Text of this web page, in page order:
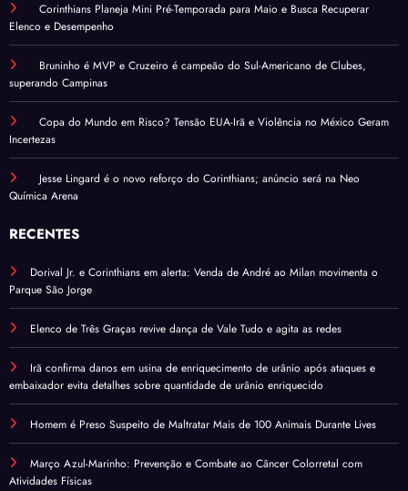
Corinthians Planeja Mini Pré-Temporada para Maio e Busca Recuperar
Elenco e Desempenho
Bruninho é MVP e Cruzeiro é campeão do Sul-Americano de Clubes,
superando Campinas
Copa do Mundo em Risco? Tensão EUA-Irã e Violência no México Geram
Incertezas
Jesse Lingard é o novo reforço do Corinthians; anúncio será na Neo
Química Arena
RECENTES
Dorival Jr. e Corinthians em alerta: Venda de André ao Milan movimenta o
Parque São Jorge
Elenco de Três Graças revive dança de Vale Tudo e agita as redes
Irã confirma danos em usina de enriquecimento de urânio após ataques e
embaixador evita detalhes sobre quantidade de urânio enriquecido
Homem é Preso Suspeito de Maltratar Mais de 100 Animais Durante Lives
Março Azul-Marinho: Prevenção e Combate ao Câncer Colorretal com
Atividades Físicas